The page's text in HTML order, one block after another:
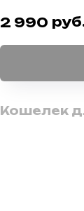
2 990
Кошелек